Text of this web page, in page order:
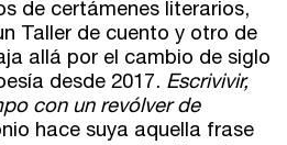
de certámenes literarios,
Taller de cuento y otro de
allá por el cambio de siglo
desde 2017. Escrivivir,
con un revólver de
hace suya aquella frase